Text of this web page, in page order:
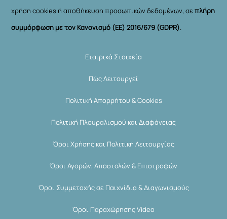
χρήση cookies ή αποθήκευση προσωπικών δεδομένων, σεπλήρη
συμμόρφωση με τον Κανονισμό (ΕΕ) 2016/679 (GDPR).
Εταιρικά Στοιχεία
Πώς Λειτουργεί
Πολιτική Απορρήτου & Cookies
Πολιτική Πλουραλισμού και Διαφάνειας
Όροι Χρήσης και Πολιτική Λειτουργίας
Όροι Αγορών, Αποστολών & Επιστροφών
Όροι Συμμετοχής σε Παιχνίδια & Διαγωνισμούς
Όροι Παραχώρησης Video